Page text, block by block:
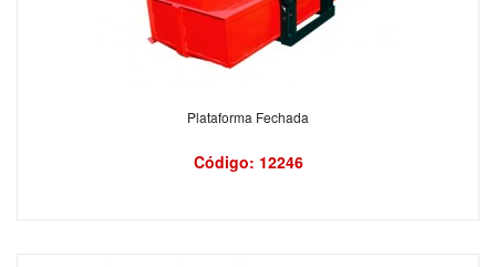
Plataforma Fechada
Código: 12246